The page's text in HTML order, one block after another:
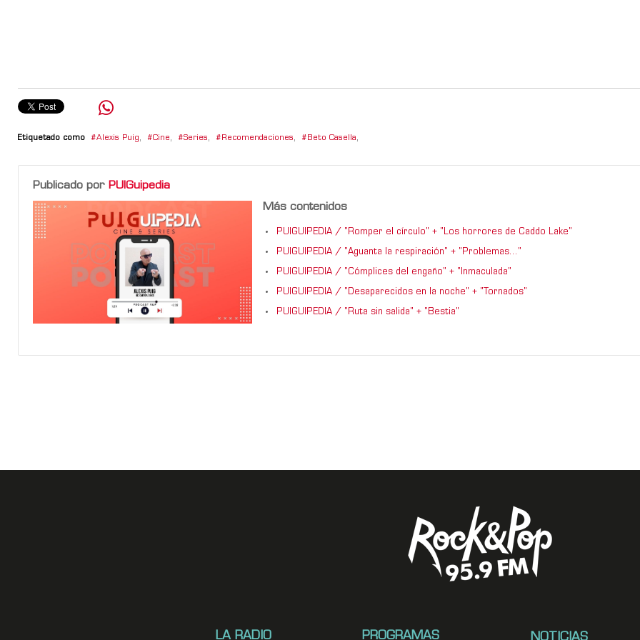
Etiquetado como Alexis Puig, Cine, Series, Recomendaciones, Beto Casella,
Publicado por PUIGuipedia
Más contenidos
PUIGUIPEDIA / "Romper el círculo" + "Los horrores de Caddo Lake"
PUIGUIPEDIA / "Aguanta la respiración" + "Problemas..."
PUIGUIPEDIA / "Cómplices del engaño" + "Inmaculada"
PUIGUIPEDIA / "Desaparecidos en la noche" + "Tornados"
PUIGUIPEDIA / "Ruta sin salida" + "Bestia"
LA RADIO PROGRAMAS NOTICIAS